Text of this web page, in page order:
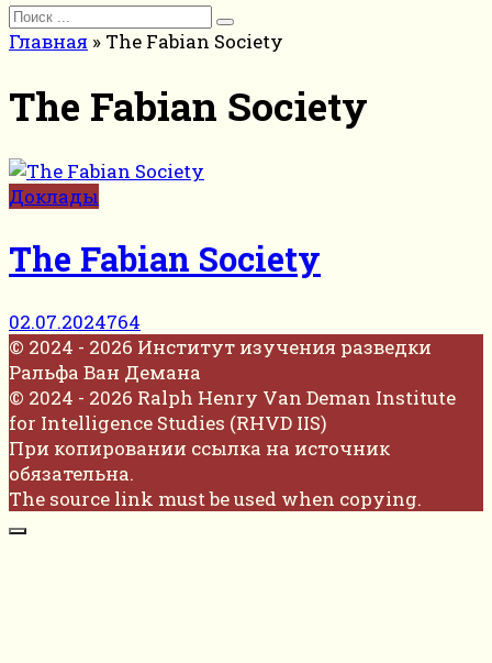
Search
for:
Главная » The Fabian Society
The Fabian Society
Доклады
The Fabian Society
02.07.2024764
© 2024 - 2026 Институт изучения разведки
Ральфа Ван Демана
© 2024 - 2026 Ralph Henry Van Deman Institute
for Intelligence Studies (RHVD IIS)
При копировании ссылка на источник
обязательна.
The source link must be used when copying.